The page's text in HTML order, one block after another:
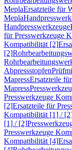
MeplaErsatzteile für
Mepla
Handpresswerkzeuge
für Presswerkzeuge
Kompatibilität [2]
[2]
Abpressstopfen
MapressErsatzteile
Mapress
Presswerkzeuge
[2]Ersatzteile für
Kompatibilität [1] /
[1] / [2]
Presswerkzeuge
Kompatibilität [4]